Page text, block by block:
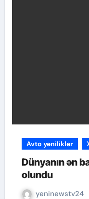
Avto yeniliklər
Dünyanın ən
olundu
yeninewstv24